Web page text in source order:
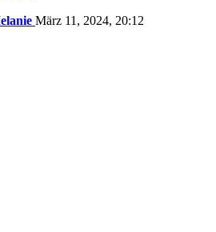
März 11, 2024, 20:12